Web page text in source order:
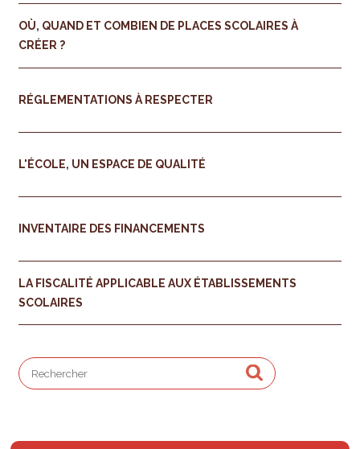
OÙ, QUAND ET COMBIEN DE PLACES SCOLAIRES À
CRÉER ?
RÉGLEMENTATIONS À RESPECTER
L'ÉCOLE, UN ESPACE DE QUALITÉ
INVENTAIRE DES FINANCEMENTS
LA FISCALITÉ APPLICABLE AUX ÉTABLISSEMENTS
SCOLAIRES